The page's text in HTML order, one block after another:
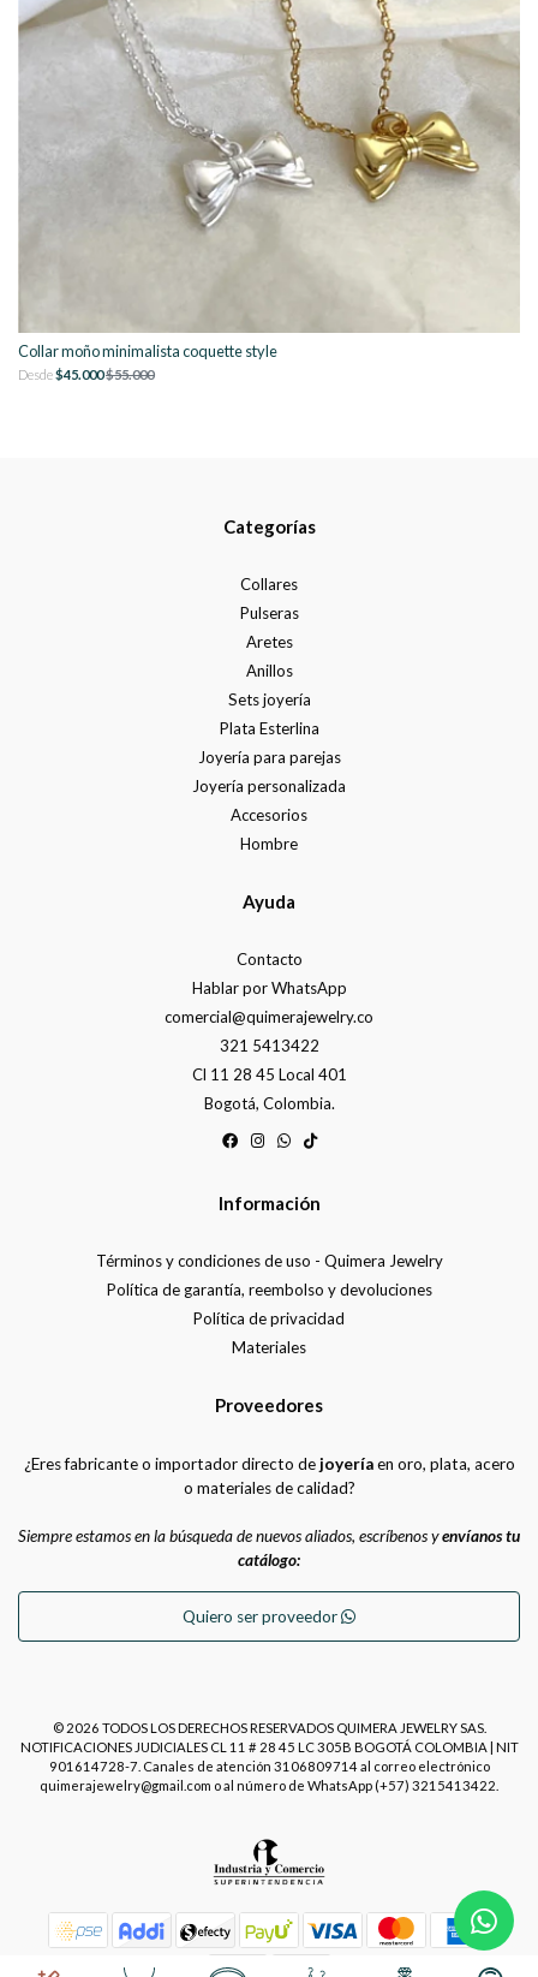
Collar moño minimalista coquette style
Desde$45.000$55.000
Categorías
Collares
Pulseras
Aretes
Anillos
Sets joyería
Plata Esterlina
Joyería para parejas
Joyería personalizada
Accesorios
Hombre
Ayuda
Contacto
Hablar por WhatsApp
comercial@quimerajewelry.co
321 5413422
Cl 11 28 45 Local 401
Bogotá, Colombia.
Información
Términos y condiciones de uso - Quimera Jewelry
Política de garantía, reembolso y devoluciones
Política de privacidad
Materiales
Proveedores
¿Eres fabricante o importador directo dejoyeríaen oro, plata, acero
o materiales de calidad?
Siempre estamos en la búsqueda de nuevos aliados, escríbenos yenvíanos tu
catálogo:
Quiero ser proveedor
© 2026 TODOS LOS DERECHOS RESERVADOS QUIMERA JEWELRY SAS.
NOTIFICACIONES JUDICIALES CL 11 # 28 45 LC 305B BOGOTÁ COLOMBIA | NIT
901614728-7. Canales de atención 3106809714 al correo electrónico
quimerajewelry@gmail.com o al número de WhatsApp (+57) 3215413422.